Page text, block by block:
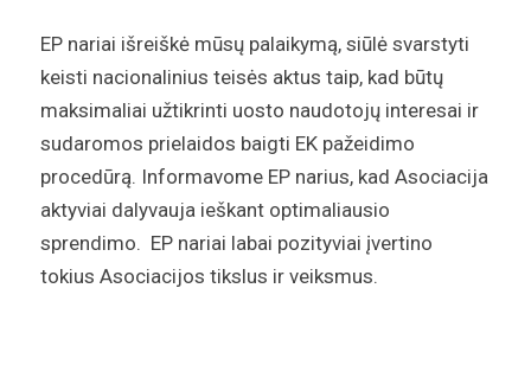
EP nariai išreiškė mūsų palaikymą, siūlė svarstyti
keisti nacionalinius teisės aktus taip, kad būtų
maksimaliai užtikrinti uosto naudotojų interesai ir
sudaromos prielaidos baigti EK pažeidimo
procedūrą. Informavome EP narius, kad Asociacija
aktyviai dalyvauja ieškant optimaliausio
sprendimo. EP nariai labai pozityviai įvertino
tokius Asociacijos tikslus ir veiksmus.